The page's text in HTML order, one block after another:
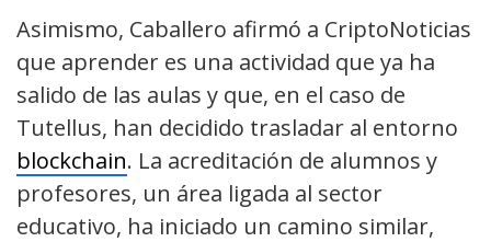
Asimismo, Caballero afirmó a CriptoNoticias
que aprender es una actividad que ya ha
salido de las aulas y que, en el caso de
Tutellus, han decidido trasladar al entorno
blockchain. La acreditación de alumnos y
profesores, un área ligada al sector
educativo, ha iniciado un camino similar,